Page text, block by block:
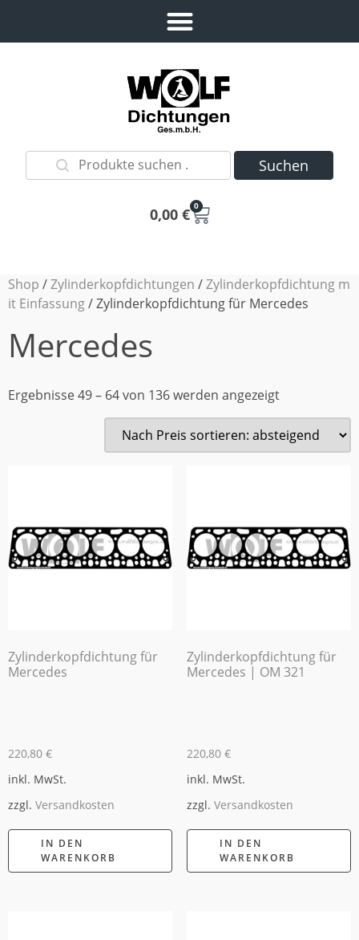
Suchen
0,00 € 0
Shop /Zylinderkopfdichtungen /Zylinderkopfdichtung m
it Einfassung/ Zylinderkopfdichtung für Mercedes
Mercedes
Ergebnisse 49 – 64 von 136 werden angezeigt
Zylinderkopfdichtung für
Mercedes
220,80 €
inkl. MwSt.
zzgl. Versandkosten
IN DEN
WARENKORB
Zylinderkopfdichtung für
Mercedes | OM 321
220,80 €
inkl. MwSt.
zzgl. Versandkosten
IN DEN
WARENKORB